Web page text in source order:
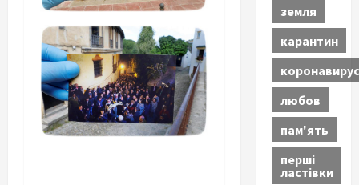
земля
карантин
коронавирус
любов
пам'ять
перші
ластівки